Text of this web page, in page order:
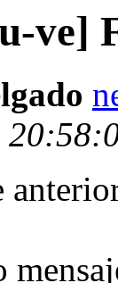
ve]